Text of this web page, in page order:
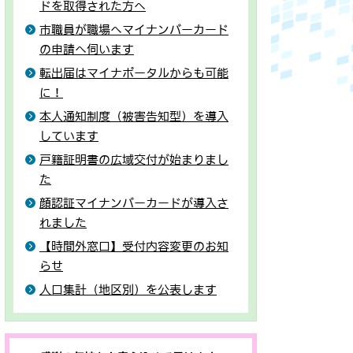
ドを取得された方へ
市職員が職場へマイナンバーカード
の申請へ伺います
転出届はマイナポータルからも可能
に！
本人通知制度（被害告知型）を導入
しています
戸籍証明書の広域交付が始まりまし
た
顔認証マイナンバーカードが導入さ
れました
【時間外窓口】受付内容変更のお知
らせ
人口集計（地区別）を公表します